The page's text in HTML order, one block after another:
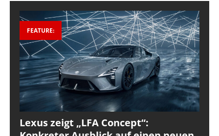
FEATURE:
Lexus zeigt „LFA Concept“: